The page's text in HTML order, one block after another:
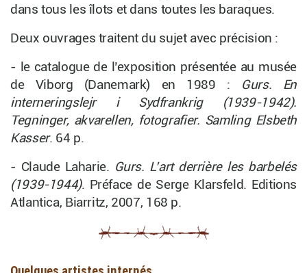
dans tous les îlots et dans toutes les baraques.
Deux ouvrages traitent du sujet avec précision :
- le catalogue de l’exposition présentée au musée
de Viborg (Danemark) en 1989 : Gurs. En
interneringslejr i Sydfrankrig (1939-1942).
Tegninger, akvarellen, fotografier. Samling Elsbeth
Kasser. 64 p.
- Claude Laharie. Gurs. L’art derrière les barbelés
(1939-1944). Préface de Serge Klarsfeld. Editions
Atlantica, Biarritz, 2007, 168 p.